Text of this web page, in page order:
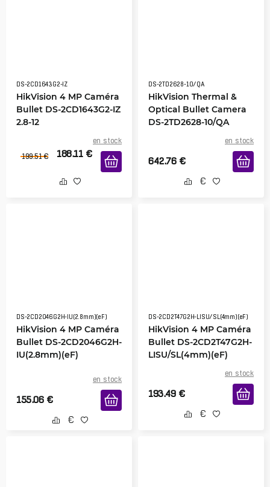
DS-2CD1643G2-IZ
HikVision 4 MP Caméra
Bullet DS-2CD1643G2-IZ
2.8-12
en stock
199.51 € 188.11 €
DS-2TD2628-10/QA
HikVision Thermal &
Optical Bullet Camera
DS-2TD2628-10/QA
en stock
642.76 €
DS-2CD2046G2H-IU(2.8mm)(eF)
HikVision 4 MP Caméra
Bullet DS-2CD2046G2H-
IU(2.8mm)(eF)
en stock
155.06 €
DS-2CD2T47G2H-LISU/SL(4mm)(eF)
HikVision 4 MP Caméra
Bullet DS-2CD2T47G2H-
LISU/SL(4mm)(eF)
en stock
193.49 €